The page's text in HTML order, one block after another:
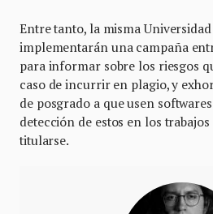
Entre tanto, la misma
implementarán una campaña
para informar sobre los riesgos
caso de incurrir en plagio, y
de posgrado a que usen
detección de estos en los
titularse.